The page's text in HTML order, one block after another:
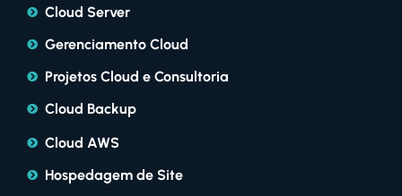
Cloud Server
Gerenciamento Cloud
Projetos Cloud e Consultoria
Cloud Backup
Cloud AWS
Hospedagem de Site